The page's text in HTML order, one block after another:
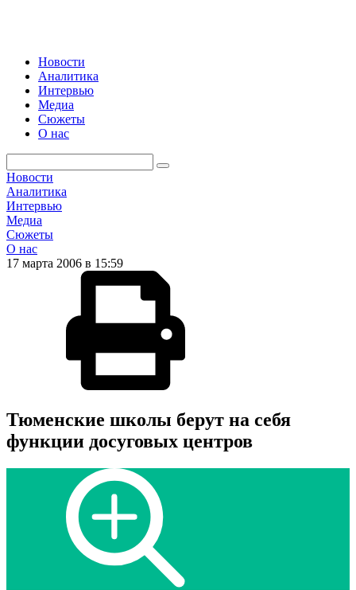
Новости
Аналитика
Интервью
Медиа
Сюжеты
О нас
Новости
Аналитика
Интервью
Медиа
Сюжеты
О нас
17 марта 2006 в 15:59
Тюменские школы берут на себя
функции досуговых центров